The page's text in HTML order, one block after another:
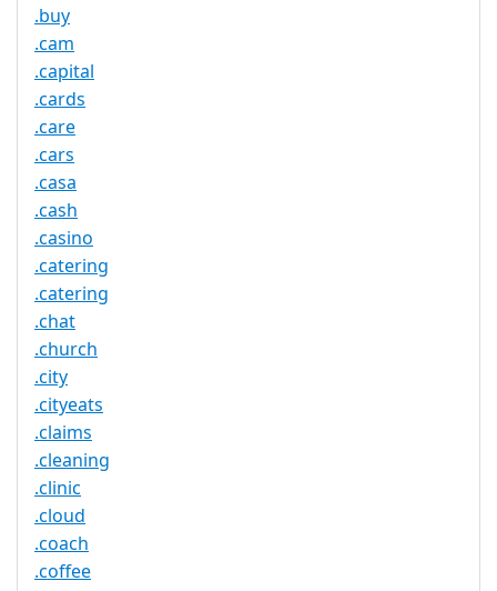
.buy
.cam
.capital
.cards
.care
.cars
.casa
.cash
.casino
.catering
.catering
.chat
.church
.city
.cityeats
.claims
.cleaning
.clinic
.cloud
.coach
.coffee